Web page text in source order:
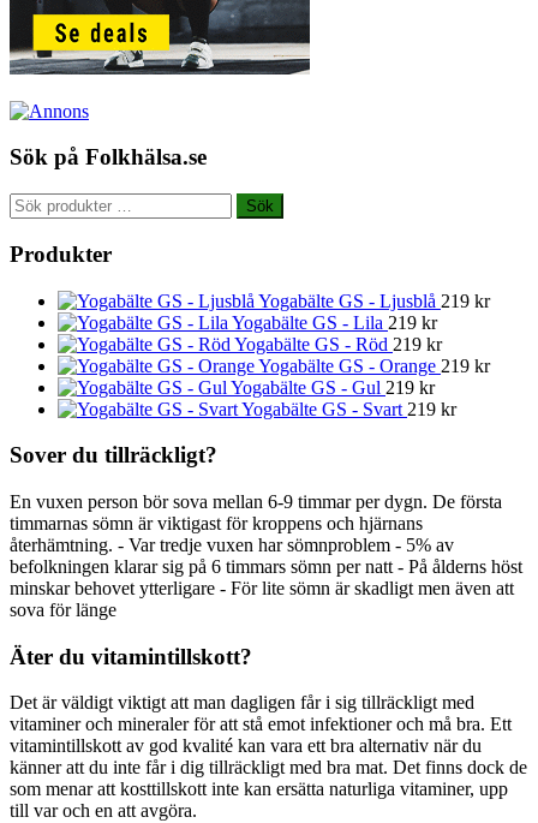
Sök på Folkhälsa.se
Sök
efter:
Sök
Produkter
Yogabälte GS - Ljusblå 219 kr
Yogabälte GS - Lila 219 kr
Yogabälte GS - Röd 219 kr
Yogabälte GS - Orange 219 kr
Yogabälte GS - Gul 219 kr
Yogabälte GS - Svart 219 kr
Sover du tillräckligt?
En vuxen person bör sova mellan 6-9 timmar per dygn. De första
timmarnas sömn är viktigast för kroppens och hjärnans
återhämtning. - Var tredje vuxen har sömnproblem - 5% av
befolkningen klarar sig på 6 timmars sömn per natt - På ålderns höst
minskar behovet ytterligare - För lite sömn är skadligt men även att
sova för länge
Äter du vitamintillskott?
Det är väldigt viktigt att man dagligen får i sig tillräckligt med
vitaminer och mineraler för att stå emot infektioner och må bra. Ett
vitamintillskott av god kvalité kan vara ett bra alternativ när du
känner att du inte får i dig tillräckligt med bra mat. Det finns dock de
som menar att kosttillskott inte kan ersätta naturliga vitaminer, upp
till var och en att avgöra.